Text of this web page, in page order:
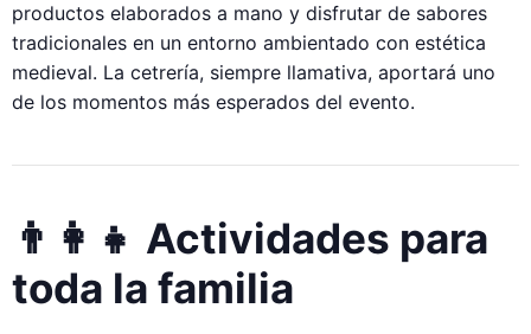
productos elaborados a mano y disfrutar de sabores
tradicionales en un entorno ambientado con estética
medieval. La cetrería, siempre llamativa, aportará uno
de los momentos más esperados del evento.
👨‍👩‍👧 Actividades para
toda la familia